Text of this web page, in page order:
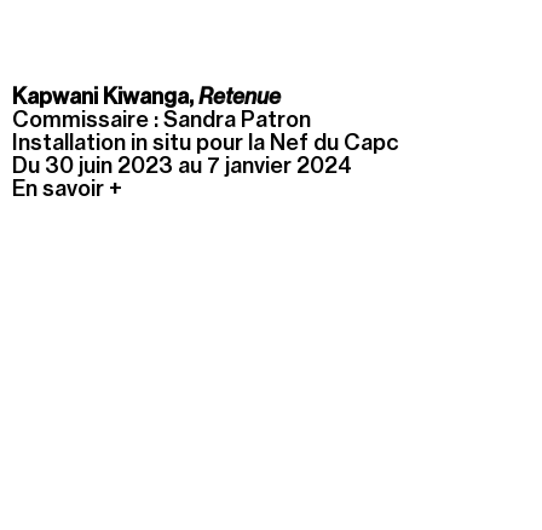
Kapwani Kiwanga,Retenue
Commissaire : Sandra Patron
Installation in situ pour la Nef du Capc
Du 30 juin 2023 au 7 janvier 2024
En savoir +